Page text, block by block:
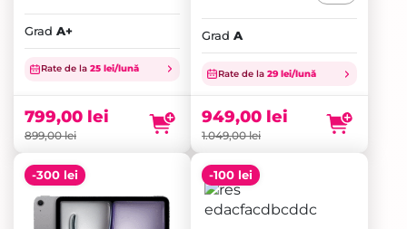
Grad A+
Rate de la 25 lei/lună
899,00lei
Prețul
inițial
fost:
899,00 lei.
799,00 lei
Prețul
este:
799,00 lei.
Grad A
Rate de la 29 lei/lună
1.049,00lei
Prețul
inițial
fost:
1.049,00 lei.
949,00 lei
Prețul
este:
949,00 lei.
-300 lei -100 lei